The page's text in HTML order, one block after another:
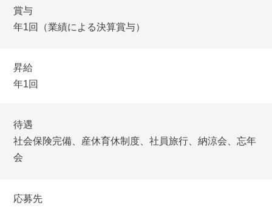
賞与
年1回（業績による決算賞与）
昇給
年1回
待遇
社会保険完備、産休育休制度、社員旅行、納涼会、忘年
会
応募先